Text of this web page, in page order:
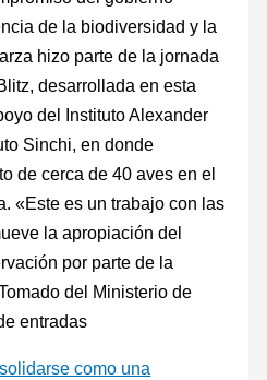
de la biodiversidad y la
hizo parte de la jornada
desarrollada en esta
del Instituto Alexander
Sinchi, en donde
de cerca de 40 aves en el
«Este es un trabajo con las
la apropiación del
por parte de la
del Ministerio de
entradas
como una